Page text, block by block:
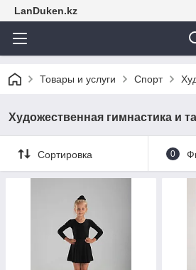
LanDuken.kz
Товары и услуги Спорт
Художественная гимнастика и
Сортировка 0